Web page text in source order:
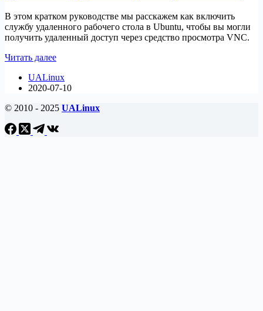
В этом кратком руководстве мы расскажем как включить
службу удаленного рабочего стола в Ubuntu, чтобы вы могли
получить удаленный доступ через средство просмотра VNC.
Читать далееКак
общий
доступ
удаленному
столу
UALinux
2020-07-10
© 2010 - 2025 UALinux